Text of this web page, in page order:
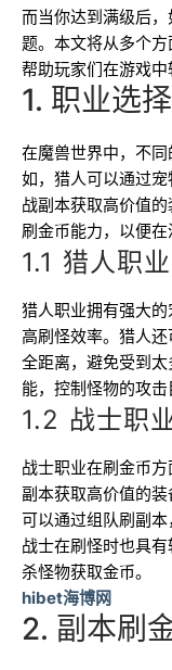
而当你达到满级后
题。本文将从多个方
帮助玩家们在游戏中
1. 职业选
在魔兽世界中，不
如，猎人可以通过
战副本获取高价值
刷金币能力，以便在
1.1 猎人职
猎人职业拥有强大
高刷怪效率。猎人
全距离，避免受到
能，控制怪物的攻击
1.2 战士职
战士职业在刷金币
副本获取高价值的
可以通过组队刷副本
战士在刷怪时也具
杀怪物获取金币。
hibet海博网
2. 副本刷